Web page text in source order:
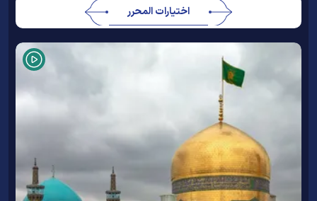
اختيارات المحرر